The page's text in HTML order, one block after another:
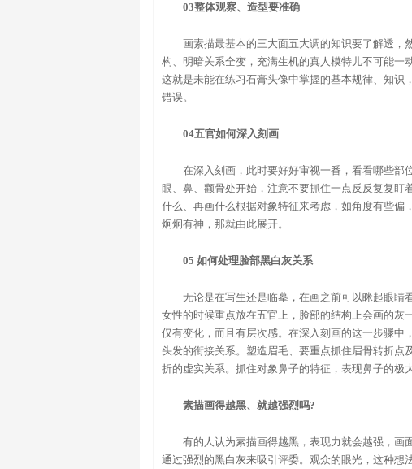
03整体观察、造型要准确
画素描最基本的三大面五大调的知识要了解透，
构、明暗关系全变，充满生机的真人模特儿不可能一
这就是未能在练习石膏头像中掌握的基本规律、知识
错误。
04五官如何深入刻画
在深入刻画，此时要好好审视一番，看看哪些部
眼、鼻、颧骨处开始，注意不要抓住一点反反复复
什么、再画什么根据对象特征来考虑，如角度有些
炯炯有神，那就由此展开。
05 如何处理脸部黑白灰关系
无论是在写生还是临摹，在画之前可以眯起眼睛
女性的时候重点放在五官上，脸部的结构上会画的灰
仅有变化，而且有层次感。在深入刻画的这一步骤中
头发的衔接关系。塑造眉毛、要重点抓住眉骨转折
折的虚实关系。抓住对象鼻子的特征，表现鼻子的极
素描画得越黑、就越强烈吗?
有的人认为素描画得越黑，表现力就会越强，画
通过强烈的黑白灰来吸引评委。观众的眼光，这种想